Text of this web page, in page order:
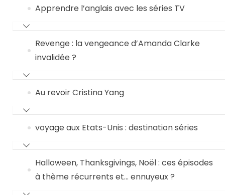
Apprendre l’anglais avec les séries TV
Revenge : la vengeance d’Amanda Clarke
invalidée ?
Au revoir Cristina Yang
voyage aux Etats-Unis : destination séries
Halloween, Thanksgivings, Noël : ces épisodes
à thème récurrents et… ennuyeux ?